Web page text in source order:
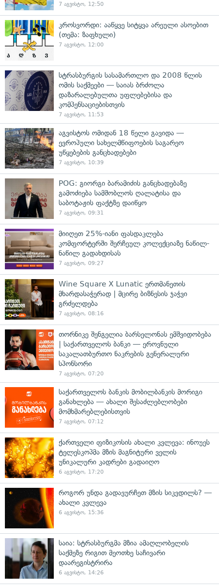
7 აგვისტო, 12:50
კროსვორდი: ააწყვე სიტყვა არეული ასოებით
(თემა: ზაფხული)
7 აგვისტო, 12:00
სტრასბურგის სასამართლო და 2008 წლის
ომის საქმეები — საიას ბრძოლა
დაზარალებულთა უფლებებისა და
კომპენსაციებისთვის
7 აგვისტო, 11:53
აგვისტოს ომიდან 18 წელი გავიდა —
ევროპული სახელმწიფოების საგარეო
უწყებების განცხადებები
7 აგვისტო, 10:39
POG: გიორგი ბარამიძის განცხადებაზე
გამოძიება სამშობლოს ღალატისა და
საბოტაჟის ფაქტზე დაიწყო
7 აგვისტო, 09:31
მიიღეთ 25%-იანი ფასდაკლება
კომფორტერში შერჩეულ კოლექციაზე ნაწილ-
ნაწილ გადახდისას
7 აგვისტო, 09:27
Wine Square X Lunatic ერთმანეთის
მხარდასაჭერად | მცირე ბიზნესის ჯაჭვი
გრძელდება
7 აგვისტო, 08:16
თორნიკე შენგელია ბარსელონას ემშვიდობება
| საქართველოს ბანკი — ეროვნული
საკალათბურთო ნაკრების გენერალური
სპონსორი
7 აგვისტო, 07:20
საქართველოს ბანკის მობილბანკის მორიგი
განახლება — ახალი შესაძლებლობები
მომხმარებლებისთვის
7 აგვისტო, 07:12
ქართველი ფიზიკოსის ახალი კვლევა: ინოუეს
ტელესკოპმა მზის მაგნიტური ველის
უნიკალური კადრები გადაიღო
6 აგვისტო, 17:20
როგორ უნდა გადავურჩეთ მზის სიკვდილს? —
ახალი კვლევა
6 აგვისტო, 15:36
საია: სტრასბურგმა მზია ამაღლობელის
საქმეზე რიგით მეოთხე საჩივარი
დაარეგისტრირა
6 აგვისტო, 14:26